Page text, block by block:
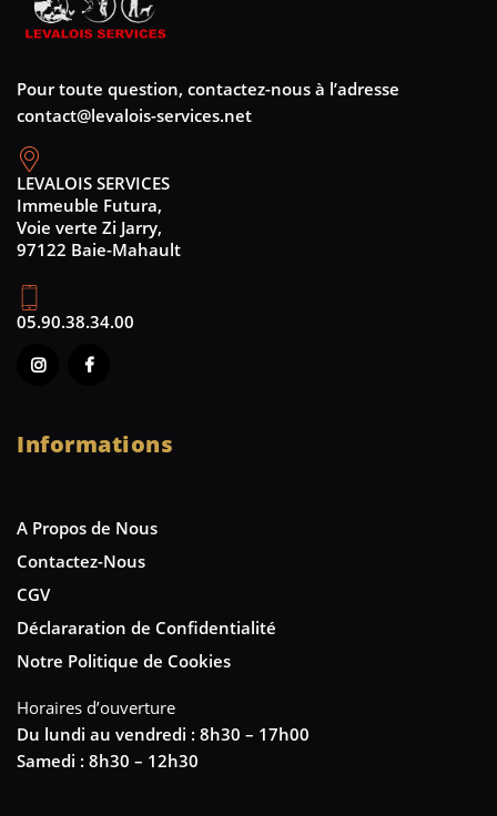
Pour toute question, contactez-nous à l’adresse
contact@levalois-services.net
LEVALOIS SERVICES
Immeuble Futura,
Voie verte Zi Jarry,
97122 Baie-Mahault
05.90.38.34.00
Informations
A Propos de Nous
Contactez-Nous
CGV
Déclararation de Confidentialité
Notre Politique de Cookies
Horaires d’ouverture
Du lundi au vendredi : 8h30 – 17h00
Samedi : 8h30 – 12h30